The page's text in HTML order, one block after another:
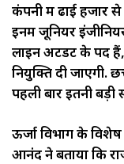
कंपनी में ढाई हजार से
इनमें जूनियर
लाइन अटेंडेंट के पद हैं,
नियुक्ति दी जाएगी.
पहली बार इतनी
ऊर्जा विभाग के
आनंद ने बताया कि